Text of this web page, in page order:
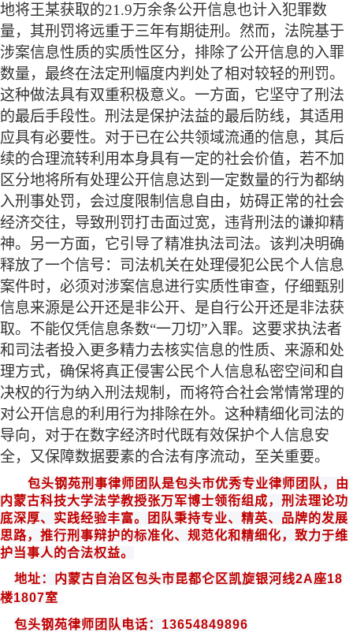
地将王某获取的21.9万余条公开信息也计入犯罪数
量，其刑罚将远重于三年有期徒刑。然而，法院基于
涉案信息性质的实质性区分，排除了公开信息的入罪
数量，最终在法定刑幅度内判处了相对较轻的刑罚。
这种做法具有双重积极意义。一方面，它坚守了刑法
的最后手段性。刑法是保护法益的最后防线，其适用
应具有必要性。对于已在公共领域流通的信息，其后
续的合理流转利用本身具有一定的社会价值，若不加
区分地将所有处理公开信息达到一定数量的行为都纳
入刑事处罚，会过度限制信息自由，妨碍正常的社会
经济交往，导致刑罚打击面过宽，违背刑法的谦抑精
神。另一方面，它引导了精准执法司法。该判决明确
释放了一个信号：司法机关在处理侵犯公民个人信息
案件时，必须对涉案信息进行实质性审查，仔细甄别
信息来源是公开还是非公开、是自行公开还是非法获
取。不能仅凭信息条数“一刀切”入罪。这要求执法者
和司法者投入更多精力去核实信息的性质、来源和处
理方式，确保将真正侵害公民个人信息私密空间和自
决权的行为纳入刑法规制，而将符合社会常情常理的
对公开信息的利用行为排除在外。这种精细化司法的
导向，对于在数字经济时代既有效保护个人信息安
全，又保障数据要素的合法有序流动，至关重要。
包头钢苑刑事律师团队是包头市优秀专业律师团队，由
内蒙古科技大学法学教授张万军博士领衔组成， 刑法理论功
底深厚、实践经验丰富。团队秉持专业、精英、品牌的发展
思路，推行刑事辩护的标准化、规范化和精细化，致力于维
护当事人的合法权益。
地址：内蒙古自治区包头市昆都仑区凯旋银河线2A座18
楼1807室
包头钢苑律师团队电话： 13654849896